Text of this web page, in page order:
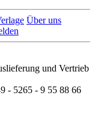
Über uns
und Vertrieb
- 5265 - 9 55 88 66